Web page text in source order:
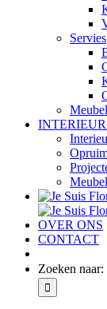
Servies
OVER ONS
CONTACT
Zoeken naar: